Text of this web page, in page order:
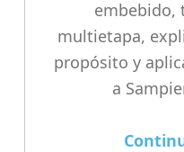
embebido,
multietapa,
propósito y
a